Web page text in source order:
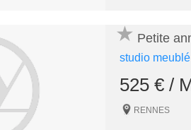
Petite
studio
525 € /
RENNES
★